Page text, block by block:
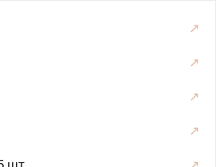
листья салата, соус по вашему
шт.